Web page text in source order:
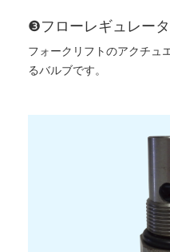
❸フローレギュレー
フォークリフトのアクチュ
るバルブです。